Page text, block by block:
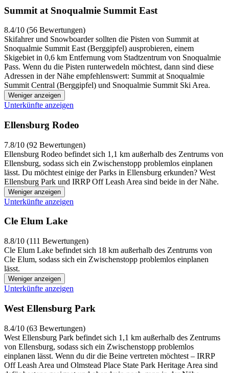
Summit at Snoqualmie Summit East
8.4/10 (56 Bewertungen)
Skifahrer und Snowboarder sollten die Pisten von Summit at
Snoqualmie Summit East (Berggipfel) ausprobieren, einem
Skigebiet in 0,6 km Entfernung vom Stadtzentrum von Snoqualmie
Pass. Wenn du die Pisten runterwedeln möchtest, dann sind diese
Adressen in der Nähe empfehlenswert: Summit at Snoqualmie
Summit Central (Berggipfel) und Snoqualmie Summit Ski Area.
Weniger anzeigen
Unterkünfte anzeigen
Ellensburg Rodeo
7.8/10 (92 Bewertungen)
Ellensburg Rodeo befindet sich 1,1 km außerhalb des Zentrums von
Ellensburg, sodass sich ein Zwischenstopp problemlos einplanen
lässt. Du möchtest einige der Parks in Ellensburg erkunden? West
Ellensburg Park und IRRP Off Leash Area sind beide in der Nähe.
Weniger anzeigen
Unterkünfte anzeigen
Cle Elum Lake
8.8/10 (111 Bewertungen)
Cle Elum Lake befindet sich 18 km außerhalb des Zentrums von
Cle Elum, sodass sich ein Zwischenstopp problemlos einplanen
lässt.
Weniger anzeigen
Unterkünfte anzeigen
West Ellensburg Park
8.4/10 (63 Bewertungen)
West Ellensburg Park befindet sich 1,1 km außerhalb des Zentrums
von Ellensburg, sodass sich ein Zwischenstopp problemlos
einplanen lässt. Wenn du dir die Beine vertreten möchtest – IRRP
Off Leash Area und Olmstead Place State Park Heritage Area sind